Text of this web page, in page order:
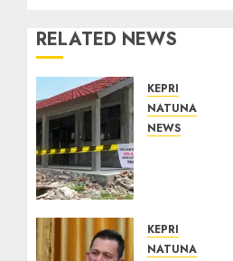
RELATED NEWS
KEPRI
NATUNA
NEWS
Pemprov
Kepri
KEPRI
NATUNA